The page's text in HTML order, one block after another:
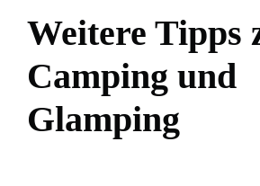
Weitere Tipps
Camping und
Glamping